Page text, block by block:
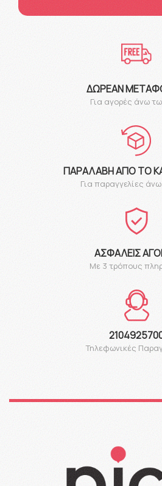
ΔΩΡΕΆΝ
Για αγορές άνω
ΠΑΡΑΛΑΒΉ ΑΠΌ ΤΟ
Για παραγγελίες
ΑΣΦΑΛΕΊΣ
Με 3 τρόπους
Τηλεφωνικές